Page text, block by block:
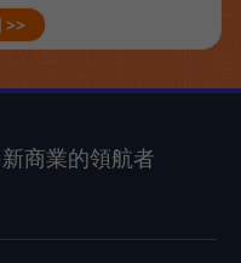
>>
新商業的領航者